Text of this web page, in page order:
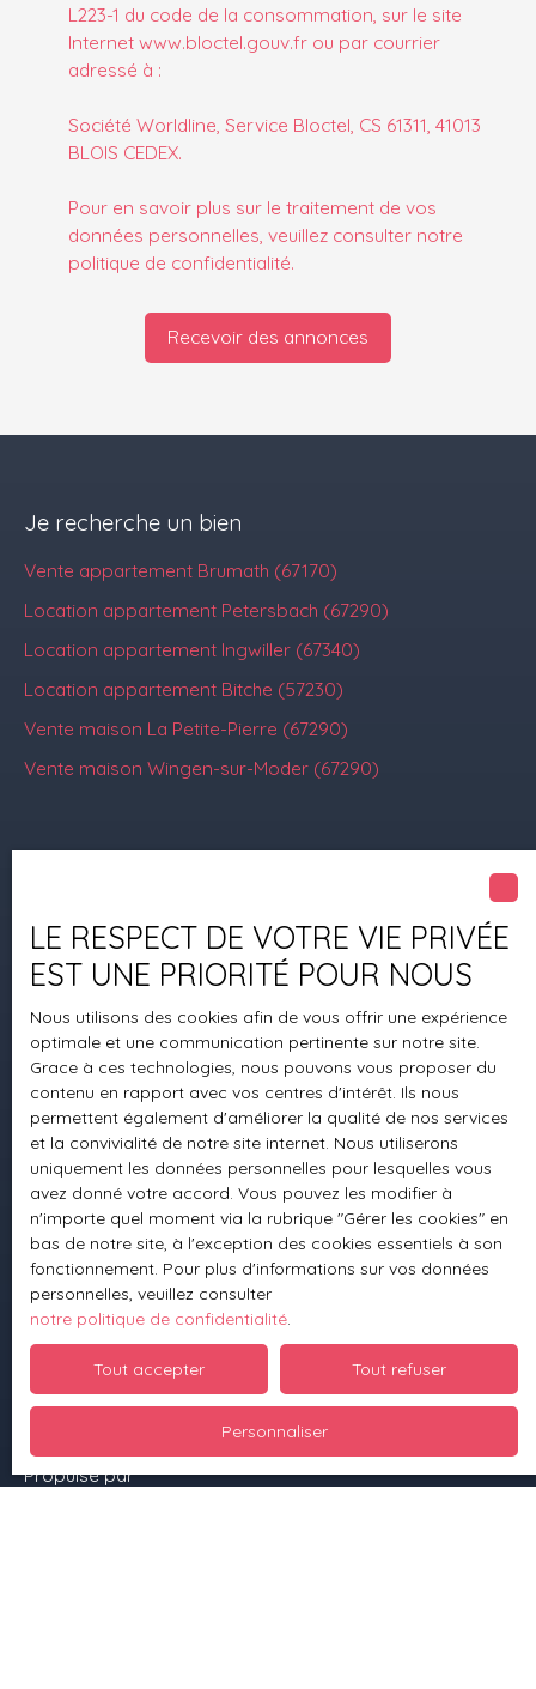
Planifier du temps avec moi
L223-1 du code de la consommation, sur le site
Internet www.bloctel.gouv.fr ou par courrier
adressé à :
Société Worldline, Service Bloctel, CS 61311, 41013
BLOIS CEDEX.
Pour en savoir plus sur le traitement de vos
données personnelles, veuillez consulter notre
politique de confidentialité.
Recevoir des annonces
Je recherche un bien
Vente appartement Brumath (67170)
Location appartement Petersbach (67290)
Location appartement Ingwiller (67340)
Location appartement Bitche (57230)
Vente maison La Petite-Pierre (67290)
Vente maison Wingen-sur-Moder (67290)
Estimez votre bien
Mettre en location
Vendre avec nous
Gestion locative
Nous contacter
Informations
Nos honoraires
Mentions légales
Politique de confidentialité
Plan du site
Propulsé par
LE RESPECT DE VOTRE VIE PRIVÉE
EST UNE PRIORITÉ POUR NOUS
Nous utilisons des cookies afin de vous offrir une expérience
optimale et une communication pertinente sur notre site.
Grace à ces technologies, nous pouvons vous proposer du
contenu en rapport avec vos centres d'intérêt. Ils nous
permettent également d'améliorer la qualité de nos services
et la convivialité de notre site internet. Nous utiliserons
uniquement les données personnelles pour lesquelles vous
avez donné votre accord. Vous pouvez les modifier à
n'importe quel moment via la rubrique ″Gérer les cookies″ en
bas de notre site, à l'exception des cookies essentiels à son
fonctionnement. Pour plus d'informations sur vos données
personnelles, veuillez consulter
notre politique de confidentialité.
Tout accepter Tout refuser
Personnaliser